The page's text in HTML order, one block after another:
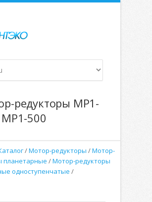
редукторы МР1-
500
/Мотор-редукторы /Мотор-
планетарные /Мотор-редукторы
одноступенчатые /